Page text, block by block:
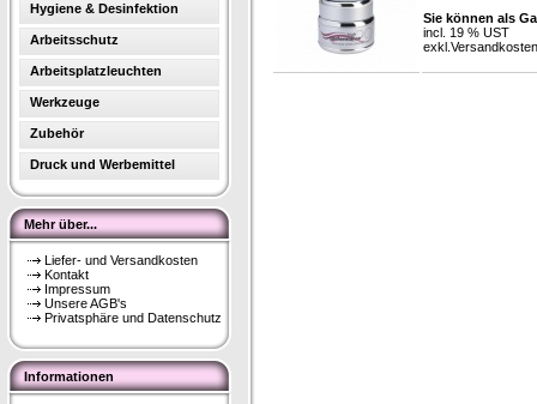
Hygiene & Desinfektion
Arbeitsschutz
Arbeitsplatzleuchten
Werkzeuge
Zubehör
Druck und Werbemittel
Mehr über...
Liefer- und Versandkosten
Kontakt
Impressum
Unsere AGB's
Privatsphäre und Datenschutz
Informationen
Sie können als
incl. 19 % UST
exkl. Versandkosten